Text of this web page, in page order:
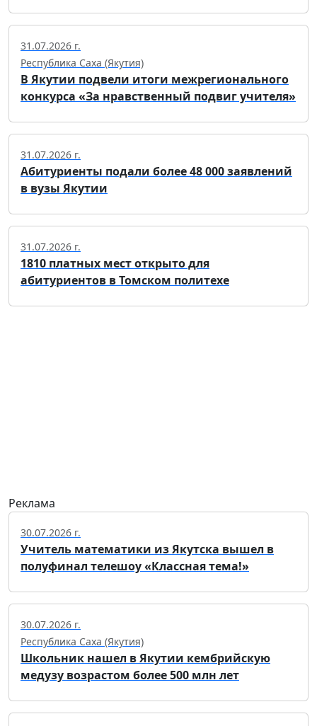
31.07.2026 г.
Республика Саха (Якутия)
В Якутии подвели итоги межрегионального
конкурса «За нравственный подвиг учителя»
31.07.2026 г.
Абитуриенты подали более 48 000 заявлений
в вузы Якутии
31.07.2026 г.
1810 платных мест открыто для
абитуриентов в Томском политехе
Реклама
30.07.2026 г.
Учитель математики из Якутска вышел в
полуфинал телешоу «Классная тема!»
30.07.2026 г.
Республика Саха (Якутия)
Школьник нашел в Якутии кембрийскую
медузу возрастом более 500 млн лет